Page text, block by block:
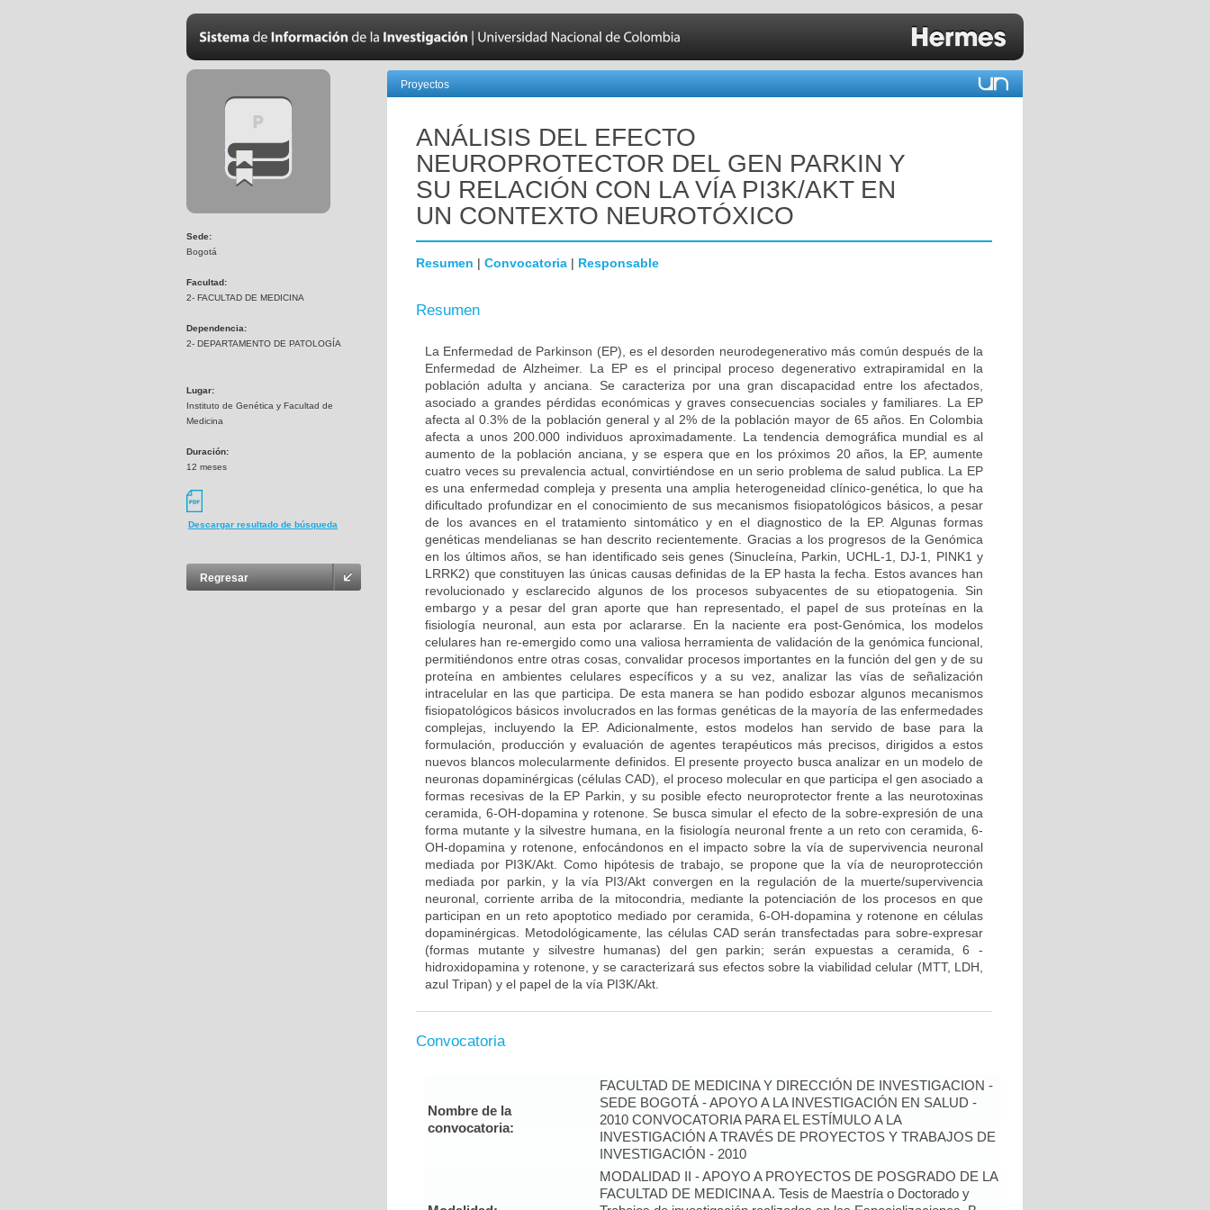
Sede:
Bogotá
Facultad:
2- FACULTAD DE MEDICINA
Dependencia:
2- DEPARTAMENTO DE PATOLOGÍA
Lugar:
Instituto de Genética y Facultad de
Medicina
Duración:
12 meses
Descargar resultado de búsqueda
Regresar
Proyectos
ANÁLISIS DEL EFECTO
NEUROPROTECTOR DEL GEN PARKIN Y
SU RELACIÓN CON LA VÍA PI3K/AKT EN
UN CONTEXTO NEUROTÓXICO
Resumen | Convocatoria | Responsable
Resumen
La Enfermedad de Parkinson (EP), es el desorden neurodegenerativo más común después de la
Enfermedad de Alzheimer. La EP es el principal proceso degenerativo extrapiramidal en la
población adulta y anciana. Se caracteriza por una gran discapacidad entre los afectados,
asociado a grandes pérdidas económicas y graves consecuencias sociales y familiares. La EP
afecta al 0.3% de la población general y al 2% de la población mayor de 65 años. En Colombia
afecta a unos 200.000 individuos aproximadamente. La tendencia demográfica mundial es al
aumento de la población anciana, y se espera que en los próximos 20 años, la EP, aumente
cuatro veces su prevalencia actual, convirtiéndose en un serio problema de salud publica. La EP
es una enfermedad compleja y presenta una amplia heterogeneidad clínico-genética, lo que ha
dificultado profundizar en el conocimiento de sus mecanismos fisiopatológicos básicos, a pesar
de los avances en el tratamiento sintomático y en el diagnostico de la EP. Algunas formas
genéticas mendelianas se han descrito recientemente. Gracias a los progresos de la Genómica
en los últimos años, se han identificado seis genes (Sinucleína, Parkin, UCHL-1, DJ-1, PINK1 y
LRRK2) que constituyen las únicas causas definidas de la EP hasta la fecha. Estos avances han
revolucionado y esclarecido algunos de los procesos subyacentes de su etiopatogenia. Sin
embargo y a pesar del gran aporte que han representado, el papel de sus proteínas en la
fisiología neuronal, aun esta por aclararse. En la naciente era post-Genómica, los modelos
celulares han re-emergido como una valiosa herramienta de validación de la genómica funcional,
permitiéndonos entre otras cosas, convalidar procesos importantes en la función del gen y de su
proteína en ambientes celulares específicos y a su vez, analizar las vías de señalización
intracelular en las que participa. De esta manera se han podido esbozar algunos mecanismos
fisiopatológicos básicos involucrados en las formas genéticas de la mayoría de las enfermedades
complejas, incluyendo la EP. Adicionalmente, estos modelos han servido de base para la
formulación, producción y evaluación de agentes terapéuticos más precisos, dirigidos a estos
nuevos blancos molecularmente definidos. El presente proyecto busca analizar en un modelo de
neuronas dopaminérgicas (células CAD), el proceso molecular en que participa el gen asociado a
formas recesivas de la EP Parkin, y su posible efecto neuroprotector frente a las neurotoxinas
ceramida, 6-OH-dopamina y rotenone. Se busca simular el efecto de la sobre-expresión de una
forma mutante y la silvestre humana, en la fisiología neuronal frente a un reto con ceramida, 6-
OH-dopamina y rotenone, enfocándonos en el impacto sobre la vía de supervivencia neuronal
mediada por PI3K/Akt. Como hipótesis de trabajo, se propone que la vía de neuroprotección
mediada por parkin, y la vía PI3/Akt convergen en la regulación de la muerte/supervivencia
neuronal, corriente arriba de la mitocondria, mediante la potenciación de los procesos en que
participan en un reto apoptotico mediado por ceramida, 6-OH-dopamina y rotenone en células
dopaminérgicas. Metodológicamente, las células CAD serán transfectadas para sobre-expresar
(formas mutante y silvestre humanas) del gen parkin; serán expuestas a ceramida, 6 -
hidroxidopamina y rotenone, y se caracterizará sus efectos sobre la viabilidad celular (MTT, LDH,
azul Tripan) y el papel de la vía PI3K/Akt.
Convocatoria
Nombre de la
convocatoria:
FACULTAD DE MEDICINA Y DIRECCIÓN DE INVESTIGACION -
SEDE BOGOTÁ - APOYO A LA INVESTIGACIÓN EN SALUD -
2010 CONVOCATORIA PARA EL ESTÍMULO A LA
INVESTIGACIÓN A TRAVÉS DE PROYECTOS Y TRABAJOS DE
INVESTIGACIÓN - 2010
MODALIDAD II - APOYO A PROYECTOS DE POSGRADO DE LA
FACULTAD DE MEDICINA A. Tesis de Maestría o Doctorado y